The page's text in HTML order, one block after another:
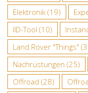
Elektronik (19)
IID-Tool (10)
Land Rover "Things"
Nachrüstungen (25)
Offroad (28)